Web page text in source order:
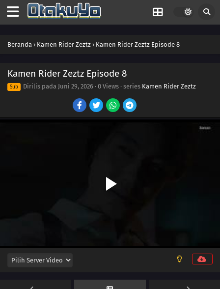
Beranda › Kamen Rider Zeztz › Kamen Rider Zeztz Episode 8
Kamen Rider Zeztz Episode 8
Sub Dirilis pada Juni 29, 2026 · 0 Views · series Kamen Rider Zeztz
Episode 25
24 Episode 24
23 Episode 23
22 Episode 22
21 Episode 21
14 Episode 14